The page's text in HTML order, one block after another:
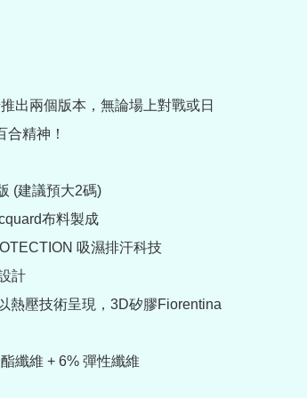
出兩個版本，無論場上對戰或日
精神！
(建議預大2碼)
布料製成
吸濕排汗科技
計
熱壓技術呈現，3D矽膠Fiorentina
纖維 + 6% 彈性纖維